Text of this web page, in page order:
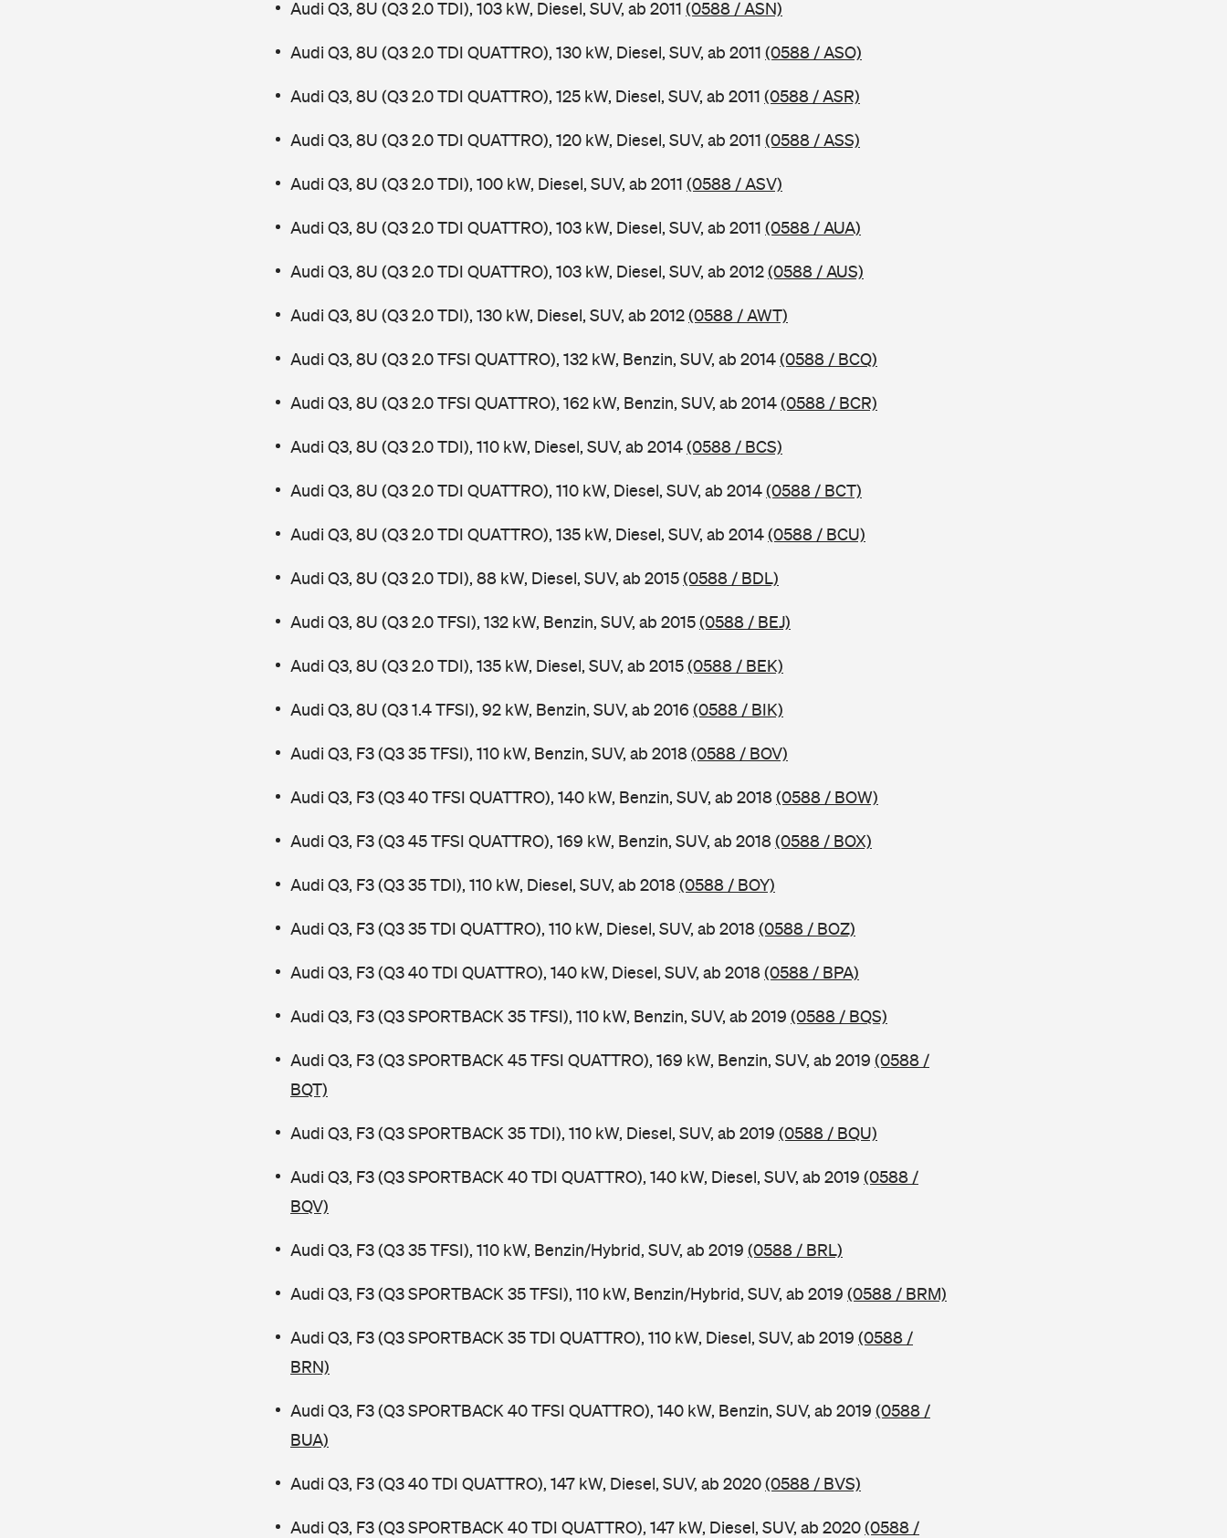
Audi Q3, 8U (Q3 2.0 TDI), 103 kW, Diesel, SUV, ab 2011 (0588 / ASN)
Audi Q3, 8U (Q3 2.0 TDI QUATTRO), 130 kW, Diesel, SUV, ab 2011 (0588 / ASO)
Audi Q3, 8U (Q3 2.0 TDI QUATTRO), 125 kW, Diesel, SUV, ab 2011 (0588 / ASR)
Audi Q3, 8U (Q3 2.0 TDI QUATTRO), 120 kW, Diesel, SUV, ab 2011 (0588 / ASS)
Audi Q3, 8U (Q3 2.0 TDI), 100 kW, Diesel, SUV, ab 2011 (0588 / ASV)
Audi Q3, 8U (Q3 2.0 TDI QUATTRO), 103 kW, Diesel, SUV, ab 2011 (0588 / AUA)
Audi Q3, 8U (Q3 2.0 TDI QUATTRO), 103 kW, Diesel, SUV, ab 2012(0588 / AUS)
Audi Q3, 8U (Q3 2.0 TDI), 130 kW, Diesel, SUV, ab 2012(0588 / AWT)
Audi Q3, 8U (Q3 2.0 TFSI QUATTRO), 132 kW, Benzin, SUV, ab 2014(0588 / BCQ)
Audi Q3, 8U (Q3 2.0 TFSI QUATTRO), 162 kW, Benzin, SUV, ab 2014(0588 / BCR)
Audi Q3, 8U (Q3 2.0 TDI), 110 kW, Diesel, SUV, ab 2014(0588 / BCS)
Audi Q3, 8U (Q3 2.0 TDI QUATTRO), 110 kW, Diesel, SUV, ab 2014(0588 / BCT)
Audi Q3, 8U (Q3 2.0 TDI QUATTRO), 135 kW, Diesel, SUV, ab 2014(0588 / BCU)
Audi Q3, 8U (Q3 2.0 TDI), 88 kW, Diesel, SUV, ab 2015(0588 / BDL)
Audi Q3, 8U (Q3 2.0 TFSI), 132 kW, Benzin, SUV, ab 2015(0588 / BEJ)
Audi Q3, 8U (Q3 2.0 TDI), 135 kW, Diesel, SUV, ab 2015(0588 / BEK)
Audi Q3, 8U (Q3 1.4 TFSI), 92 kW, Benzin, SUV, ab 2016 (0588 / BIK)
Audi Q3, F3 (Q3 35 TFSI), 110 kW, Benzin, SUV, ab 2018(0588 / BOV)
Audi Q3, F3 (Q3 40 TFSI QUATTRO), 140 kW, Benzin, SUV, ab 2018(0588 / BOW)
Audi Q3, F3 (Q3 45 TFSI QUATTRO), 169 kW, Benzin, SUV, ab 2018(0588 / BOX)
Audi Q3, F3 (Q3 35 TDI), 110 kW, Diesel, SUV, ab 2018(0588 / BOY)
Audi Q3, F3 (Q3 35 TDI QUATTRO), 110 kW, Diesel, SUV, ab 2018(0588 / BOZ)
Audi Q3, F3 (Q3 40 TDI QUATTRO), 140 kW, Diesel, SUV, ab 2018(0588 / BPA)
Audi Q3, F3 (Q3 SPORTBACK 35 TFSI), 110 kW, Benzin, SUV, ab 2019 (0588 / BQS)
Audi Q3, F3 (Q3 SPORTBACK 45 TFSI QUATTRO), 169 kW, Benzin, SUV, ab 2019 (0588 /
BQT)
Audi Q3, F3 (Q3 SPORTBACK 35 TDI), 110 kW, Diesel, SUV, ab 2019 (0588 / BQU)
Audi Q3, F3 (Q3 SPORTBACK 40 TDI QUATTRO), 140 kW, Diesel, SUV, ab 2019 (0588 /
BQV)
Audi Q3, F3 (Q3 35 TFSI), 110 kW, Benzin/Hybrid, SUV, ab 2019 (0588 / BRL)
Audi Q3, F3 (Q3 SPORTBACK 35 TFSI), 110 kW, Benzin/Hybrid, SUV, ab 2019 (0588 / BRM)
Audi Q3, F3 (Q3 SPORTBACK 35 TDI QUATTRO), 110 kW, Diesel, SUV, ab 2019 (0588 /
BRN)
Audi Q3, F3 (Q3 SPORTBACK 40 TFSI QUATTRO), 140 kW, Benzin, SUV, ab 2019 (0588 /
BUA)
Audi Q3, F3 (Q3 40 TDI QUATTRO), 147 kW, Diesel, SUV, ab 2020(0588 / BVS)
Audi Q3, F3 (Q3 SPORTBACK 40 TDI QUATTRO), 147 kW, Diesel, SUV, ab 2020(0588 /